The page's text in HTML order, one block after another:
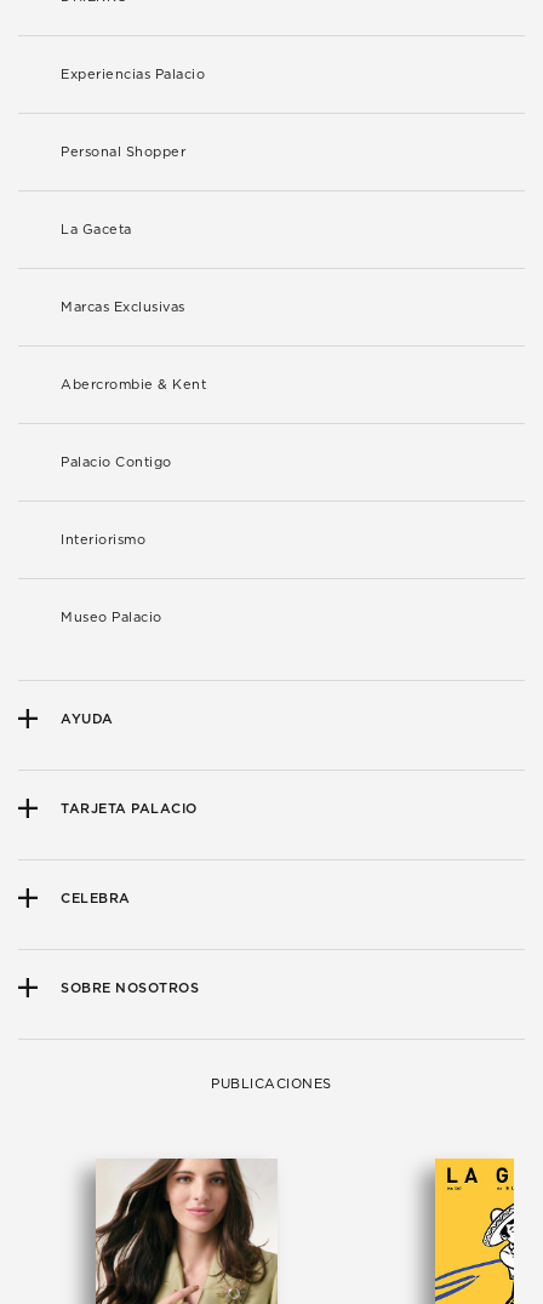
Experiencias Palacio
Personal Shopper
La Gaceta
Marcas Exclusivas
Abercrombie & Kent
Palacio Contigo
Interiorismo
Museo Palacio
AYUDA
TARJETA PALACIO
CELEBRA
SOBRE NOSOTROS
PUBLICACIONES